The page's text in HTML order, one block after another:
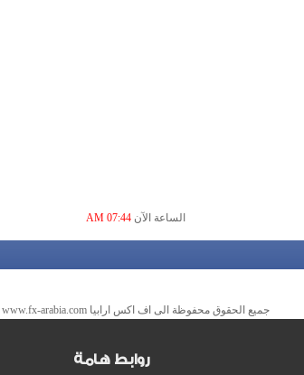
الساعة الآن 07:44 AM
جميع الحقوق محفوظة الى اف اكس ارابيا www.fx-arabia.com
روابط هامة